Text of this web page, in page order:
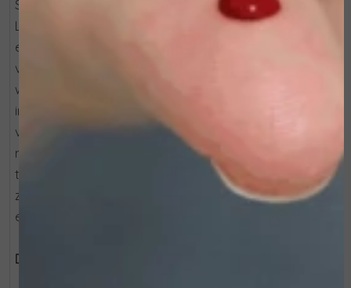
Stap binnen in de verborgen stad DE STAD VAN DE
LANTAARNS: Hoi An, waar de tijd lijkt stil te staan tussen
eeuwenoude daken en drijvende lantaarns die de rivier
vullen met levendige reflecties. Een plek tussen
werkelijkheid en droom, waar licht elke hoek verandert
in pure verwondering. Net zoals lantaarns de duisternis
verlichten, herstellen de Luminant-producten de
natuurlijke glow van de huid, helpen ze donkere vlekjes
te verminderen en zorgen ze voor een egalere teint—
zoals de stad haar schoonheid hervindt in het licht van
elke lantaarn.
De kit bevat: